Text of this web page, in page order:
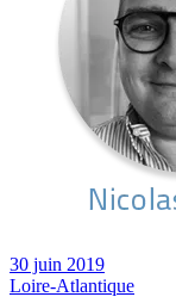
30 juin 2019
Loire-Atlantique